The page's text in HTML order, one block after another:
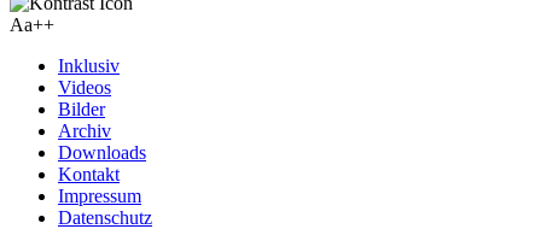
Aa++
Inklusiv
Videos
Bilder
Archiv
Downloads
Kontakt
Impressum
Datenschutz